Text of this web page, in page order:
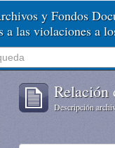
y Fondos
a las violaciones a
Relación
Descripción